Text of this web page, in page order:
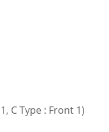
C Type : Front 1)